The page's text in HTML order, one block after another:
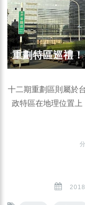
重劃特區巡禮
十二期重劃區則屬於
政特區在地理位置